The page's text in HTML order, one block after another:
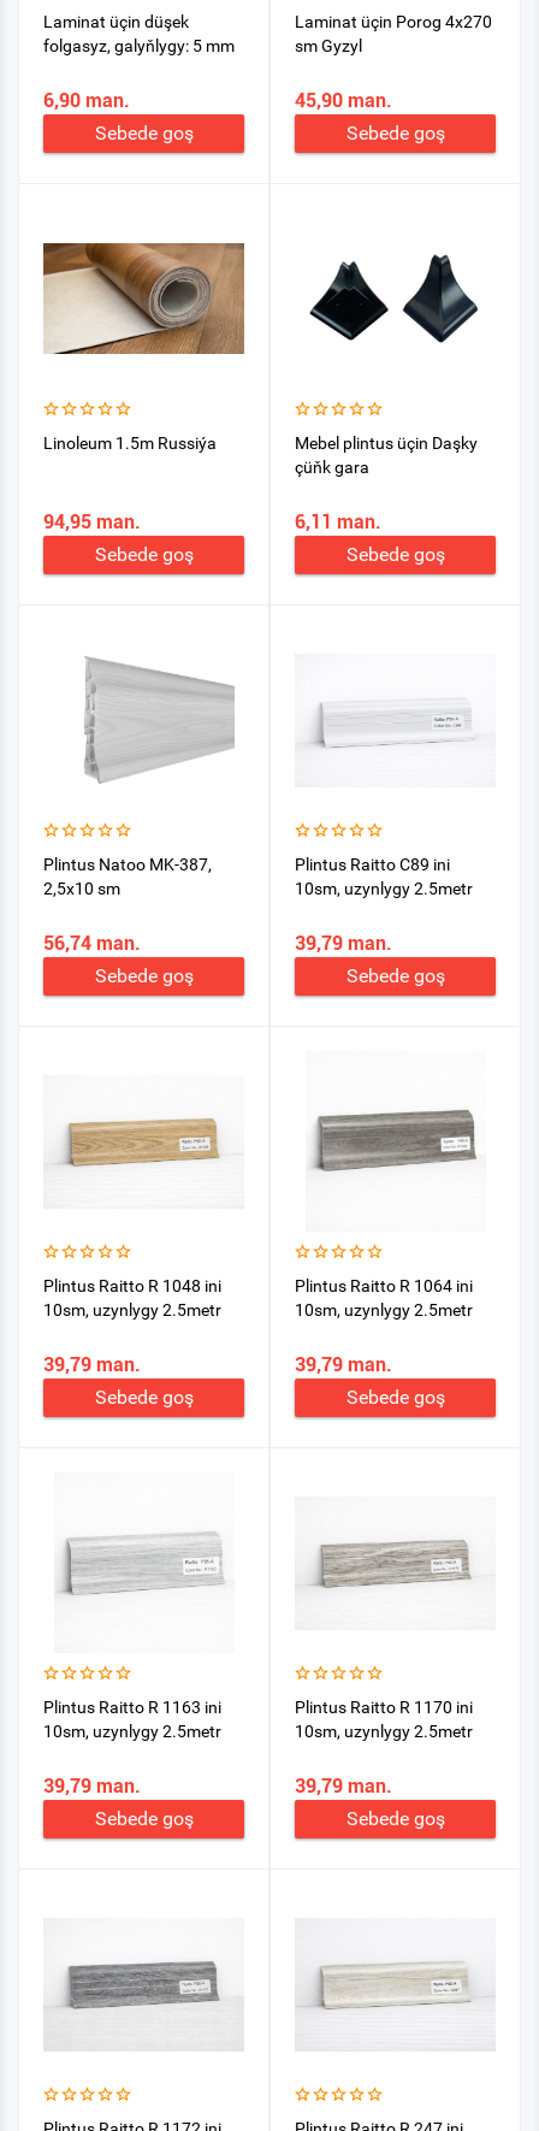
Laminat üçin düşek
folgasyz, galyňlygy: 5 mm
6,90 man.
Sebede goş
Laminat üçin Porog 4х270
sm Gyzyl
45,90 man.
Sebede goş
Linoleum 1.5m Russiýa
94,95 man.
Sebede goş
Mebel plintus üçin Daşky
çüňk gara
6,11 man.
Sebede goş
Plintus Natoo MK-387,
2,5х10 sm
56,74 man.
Sebede goş
Plintus Raitto C89 ini
10sm, uzynlygy 2.5metr
39,79 man.
Sebede goş
Plintus Raitto R 1048 ini
10sm, uzynlygy 2.5metr
39,79 man.
Sebede goş
Plintus Raitto R 1064 ini
10sm, uzynlygy 2.5metr
39,79 man.
Sebede goş
Plintus Raitto R 1163 ini
10sm, uzynlygy 2.5metr
39,79 man.
Sebede goş
Plintus Raitto R 1170 ini
10sm, uzynlygy 2.5metr
39,79 man.
Sebede goş